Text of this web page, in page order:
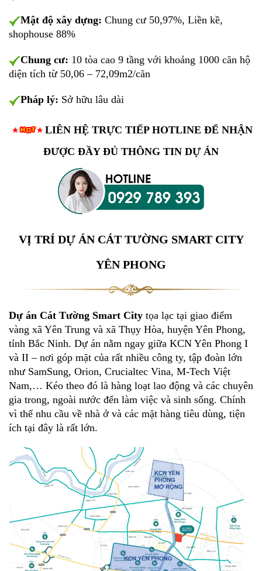
Mật độ xây dựng: Chung cư 50,97%, Liền kề,
shophouse 88%
Chung cư: 10 tòa cao 9 tầng với khoảng 1000 căn hộ
diện tích từ 50,06 – 72,09m2/căn
Pháp lý: Sở hữu lâu dài
LIÊN HỆ TRỰC TIẾP HOTLINE ĐỂ NHẬN
ĐƯỢC ĐẦY ĐỦ THÔNG TIN DỰ ÁN
VỊ TRÍ DỰ ÁN CÁT TƯỜNG SMART CITY
YÊN PHONG
Dự án Cát Tường Smart City tọa lạc tại giao điểm
vàng xã Yên Trung và xã Thụy Hòa, huyện Yên Phong,
tỉnh Bắc Ninh. Dự án nằm ngay giữa KCN Yên Phong I
và II – nơi góp mặt của rất nhiều công ty, tập đoàn lớn
như SamSung, Orion, Crucialtec Vina, M-Tech Việt
Nam,… Kéo theo đó là hàng loạt lao động và các chuyên
gia trong, ngoài nước đến làm việc và sinh sống. Chính
vì thế nhu cầu về nhà ở và các mặt hàng tiêu dùng, tiện
ích tại đây là rất lớn.